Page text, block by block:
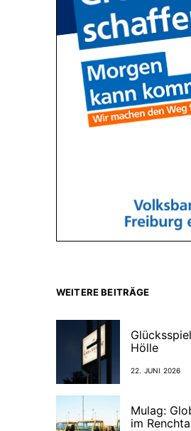
WEITERE BEITRÄGE
Hölle
22. JUNI 2026
Mulag:
im